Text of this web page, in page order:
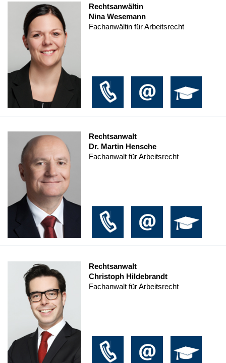
Rechtsanwältin
Nina Wesemann
Fachanwältin für Arbeitsrecht
Rechtsanwalt
Dr. Martin Hensche
Fachanwalt für Arbeitsrecht
Rechtsanwalt
Christoph Hildebrandt
Fachanwalt für Arbeitsrecht